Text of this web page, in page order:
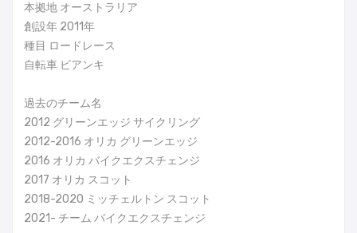
本拠地 オーストラリア
創設年 2011年
種目 ロードレース
自転車 ビアンキ
過去のチーム名
2012 グリーンエッジ サイクリング
2012-2016 オリカ グリーンエッジ
2016 オリカ バイクエクスチェンジ
2017 オリカ スコット
2018-2020 ミッチェルトン スコット
2021- チーム バイクエクスチェンジ